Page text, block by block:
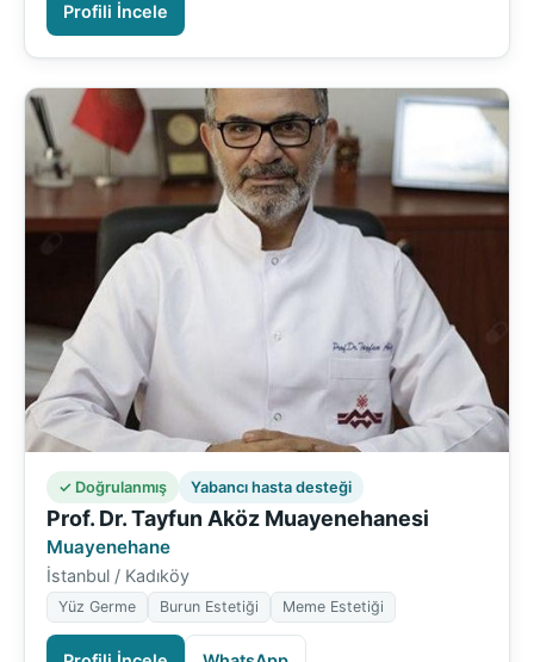
Profili İncele
✓ Doğrulanmış Yabancı hasta desteği
Prof. Dr. Tayfun Aköz Muayenehanesi
Muayenehane
İstanbul / Kadıköy
Yüz Germe Burun Estetiği Meme Estetiği